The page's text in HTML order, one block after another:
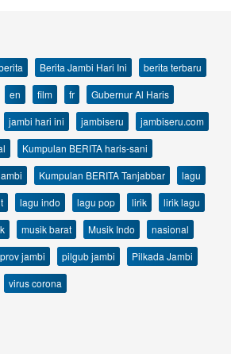
Berita Jambi Hari Ini
berita terbaru
en film fr
Gubernur Al Haris
jambi hari ini jambiseru
jambiseru.com
Kumpulan BERITA haris-sani
Kumpulan BERITA Tanjabbar
lagu
lagu indo lagu pop lirik
lirik lagu
musik barat Musik Indo
nasional
jambi pilgub jambi
Pilkada Jambi
virus corona